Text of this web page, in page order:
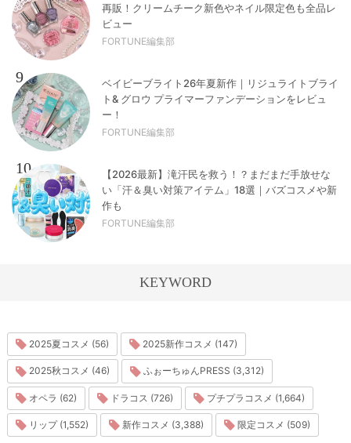
再販！クリームチーク新色やネイル限定色も全品レ
ビュー
FORTUNE編集部
9
ベイビーブライト26年夏新作｜リジュライトブライ
ト& グロウ プライマーファンデーションをレビュ
ー！
FORTUNE編集部
10
【2026最新】滝汗民を救う！？まだまだ手放せな
い「汗＆臭い対策アイテム」18選｜バズコスメや新
作も
FORTUNE編集部
KEYWORD
2025夏コスメ (56) 2025新作コスメ (147)
2025秋コスメ (46) ふぉーちゅんPRESS (3,312)
オペラ (62) ドラコス (726) プチプラコスメ (1,664)
リップ (1,552) 新作コスメ (3,388) 限定コスメ (509)